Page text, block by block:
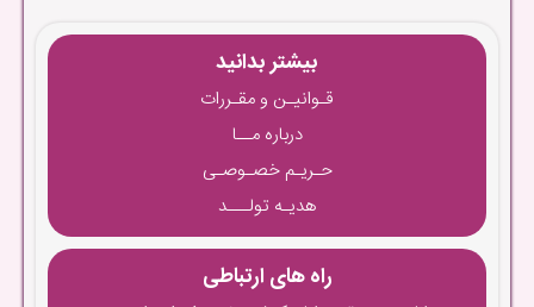
بیشتر بدانید
قـوانیـن و مقـررات
درباره مــا
حـریـم خصـوصـی
هدیـه تولـــد
راه های ارتباطی